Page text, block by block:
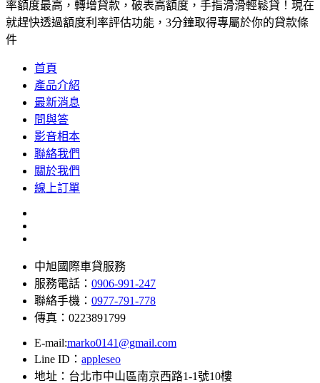
率額度最高，轉增貸款，破表高額度，手指滑滑輕鬆貸！現在
就趕快透過額度利率評估功能，3分鐘取得專屬於你的貸款條
件
首頁
產品介紹
最新消息
問與答
影音相本
聯絡我們
關於我們
線上訂單
中旭國際車貸服務
服務電話： 0906-991-247
聯絡手機： 0977-791-778
傳真：0223891799
E-mail:marko0141@gmail.com
Line ID： appleseo
地址：台北市中山區南京西路1-1號10樓